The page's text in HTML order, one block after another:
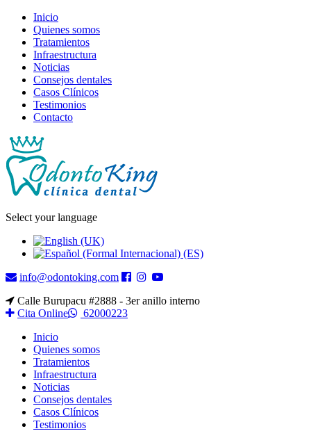
Inicio
Quienes somos
Tratamientos
Infraestructura
Noticias
Consejos dentales
Casos Clínicos
Testimonios
Contacto
Select your language
info@odontoking.com
Calle Burupacu #2888 - 3er anillo interno
Cita Online
62000223
Inicio
Quienes somos
Tratamientos
Infraestructura
Noticias
Consejos dentales
Casos Clínicos
Testimonios